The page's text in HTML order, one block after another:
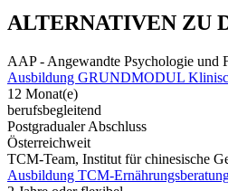
ALTERNATIVEN ZU
AAP - Angewandte Psychologie und
Ausbildung GRUNDMODUL
12 Monat(e)
berufsbegleitend
Postgradualer Abschluss
Österreichweit
TCM-Team, Institut für chinesische
Ausbildung TCM-